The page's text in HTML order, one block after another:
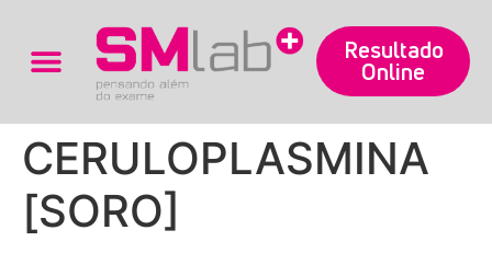
Resultado
Online
CERULOPLASMINA
[SORO]